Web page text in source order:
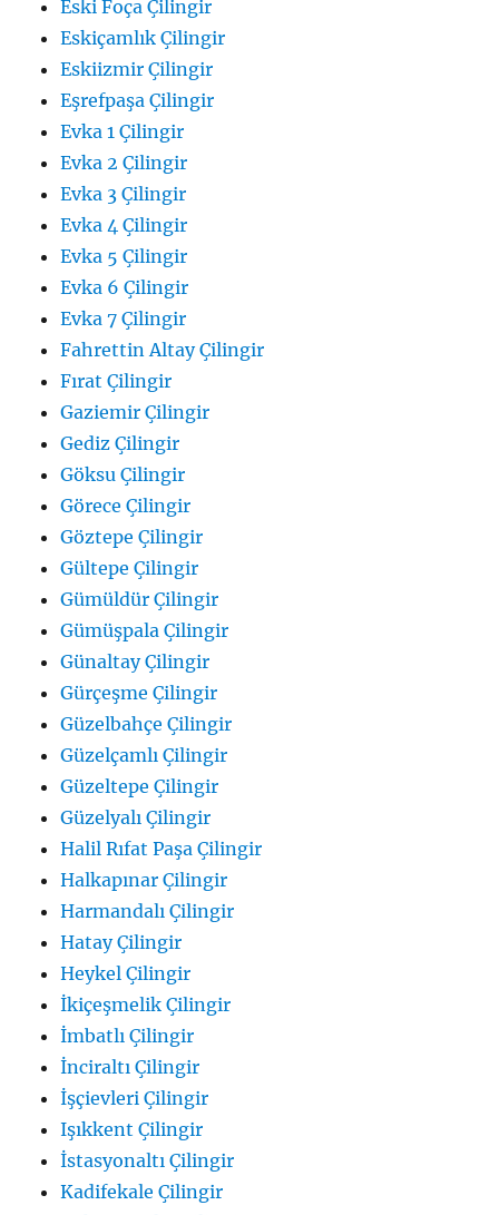
Eski Foça Çilingir
Eskiçamlık Çilingir
Eskiizmir Çilingir
Eşrefpaşa Çilingir
Evka 1 Çilingir
Evka 2 Çilingir
Evka 3 Çilingir
Evka 4 Çilingir
Evka 5 Çilingir
Evka 6 Çilingir
Evka 7 Çilingir
Fahrettin Altay Çilingir
Fırat Çilingir
Gaziemir Çilingir
Gediz Çilingir
Göksu Çilingir
Görece Çilingir
Göztepe Çilingir
Gültepe Çilingir
Gümüldür Çilingir
Gümüşpala Çilingir
Günaltay Çilingir
Gürçeşme Çilingir
Güzelbahçe Çilingir
Güzelçamlı Çilingir
Güzeltepe Çilingir
Güzelyalı Çilingir
Halil Rıfat Paşa Çilingir
Halkapınar Çilingir
Harmandalı Çilingir
Hatay Çilingir
Heykel Çilingir
İkiçeşmelik Çilingir
İmbatlı Çilingir
İnciraltı Çilingir
İşçievleri Çilingir
Işıkkent Çilingir
İstasyonaltı Çilingir
Kadifekale Çilingir